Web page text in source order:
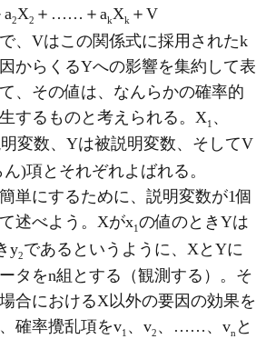
a2X2 ＋……＋akXk ＋V
、Vはこの関係式に採用されたk
からくるYへの影響を集約して表
、その値は、なんらかの確率的
するものと考えられる。X1 、
変数、Yは被説明変数、そしてV
)項とそれぞれよばれる。
単にするために、説明変数が1個
述べよう。Xがx1の値のときYは
y2であるというように、XとYに
タをn組とする（観測する）。そ
合におけるX以外の要因の効果を
確率攪乱項をv1 、v2 、……、vn と